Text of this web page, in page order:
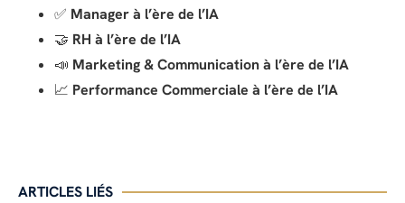
✅ Manager à l’ère de l’IA
🤝 RH à l’ère de l’IA
📣 Marketing & Communication à l’ère de l’IA
📈 Performance Commerciale à l’ère de l’IA
ARTICLES LIÉS